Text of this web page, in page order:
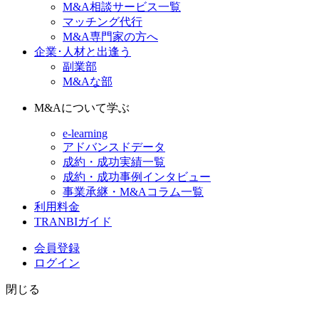
M&A相談サービス一覧
マッチング代行
M&A専門家の方へ
企業･人材と出逢う
副業部
M&Aな部
M&Aについて学ぶ
e-learning
アドバンスドデータ
成約・成功実績一覧
成約・成功事例インタビュー
事業承継・M&Aコラム一覧
利用料金
TRANBIガイド
会員登録
ログイン
閉じる